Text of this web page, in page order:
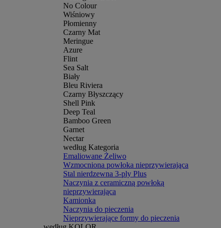
No Colour
Wiśniowy
Płomienny
Czarny Mat
Meringue
Azure
Flint
Sea Salt
Biały
Bleu Riviera
Czarny Błyszczący
Shell Pink
Deep Teal
Bamboo Green
Garnet
Nectar
według Kategoria
Emaliowane Żeliwo
Wzmocniona powłoka nieprzywierająca
Stal nierdzewna 3-ply Plus
Naczynia z ceramiczną powłoką
nieprzywierająca
Kamionka
Naczynia do pieczenia
Nieprzywierające formy do pieczenia